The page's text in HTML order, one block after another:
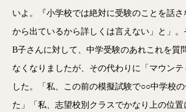
いよ。『小学校では絶対に受験のことを話
から出ているから詳しくは言えない」と」
B子さんに対して、中学受験のあれこれを質
なくなりましたが、その代わりに「マウンテ
した。「私、この前の模擬試験で○○中学校
た」「私、志望校別クラスでかなり上の位置